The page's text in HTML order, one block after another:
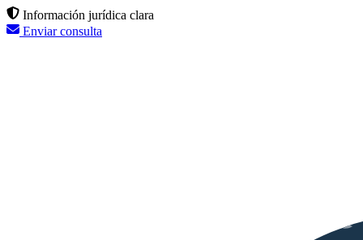
Información jurídica clara
Enviar consulta